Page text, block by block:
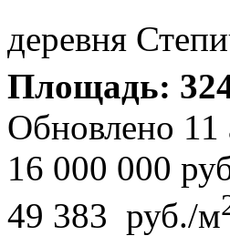
деревня
Площадь:
Обновлено
16 000 000
49 383 руб./м